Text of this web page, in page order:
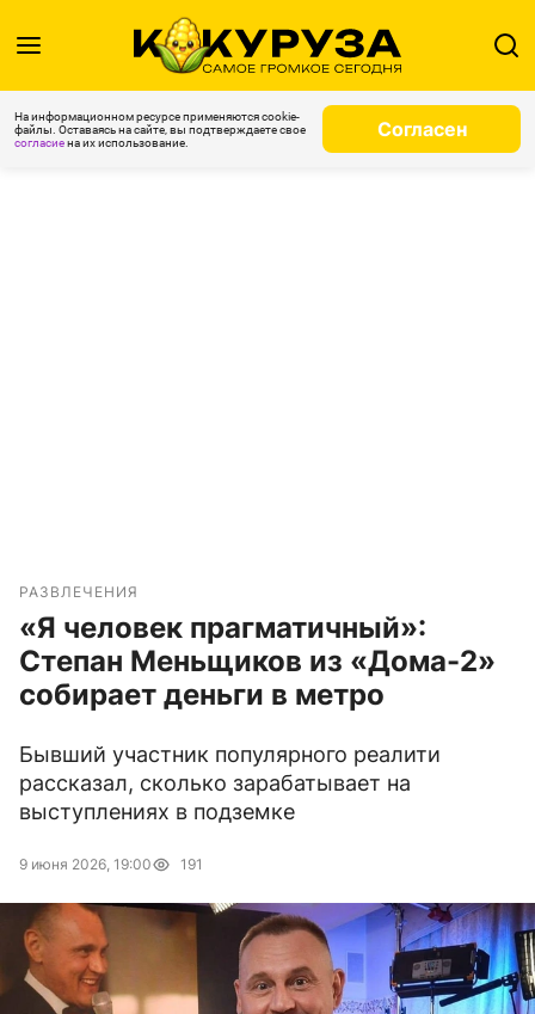
На информационном ресурсе применяются cookie-
файлы. Оставаясь на сайте, вы подтверждаете свое
согласиена их использование.
Согласен
РАЗВЛЕЧЕНИЯ
«Я человек прагматичный»:
Степан Меньщиков из «Дома-2»
собирает деньги в метро
Бывший участник популярного реалити
рассказал, сколько зарабатывает на
выступлениях в подземке
9 июня 2026, 19:00 191